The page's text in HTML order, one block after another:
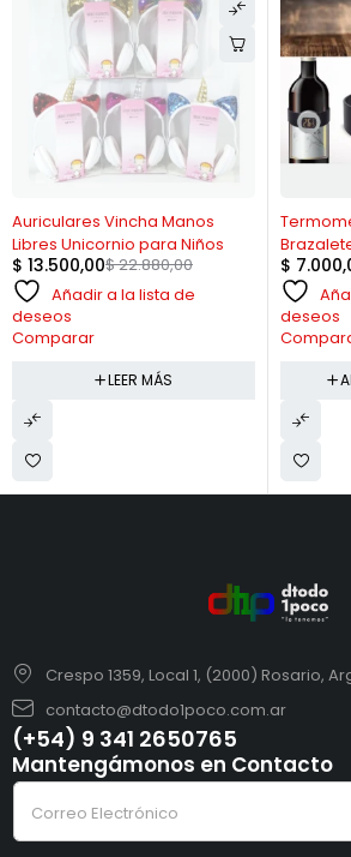
Auriculares Vincha Manos
Libres Unicornio para Niños
$22.880,00
$ 13.500,00
Añadir a la lista de
deseos
Comparar
LEER MÁS
/ Pila
$
deseos
Crespo 1359, Local 1, (2000) Rosario,
contacto@dtodo1poco.com.ar
(+54) 9 341 2650765
Mantengámonos en Contacto
e
l
c
C